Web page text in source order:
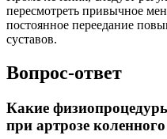
пересмотреть привычное
постоянное переедание
суставов.
Вопрос-ответ
Какие
при артрозе коленного